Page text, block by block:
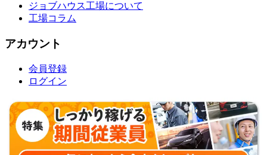
ジョブハウス工場について
工場コラム
アカウント
会員登録
ログイン